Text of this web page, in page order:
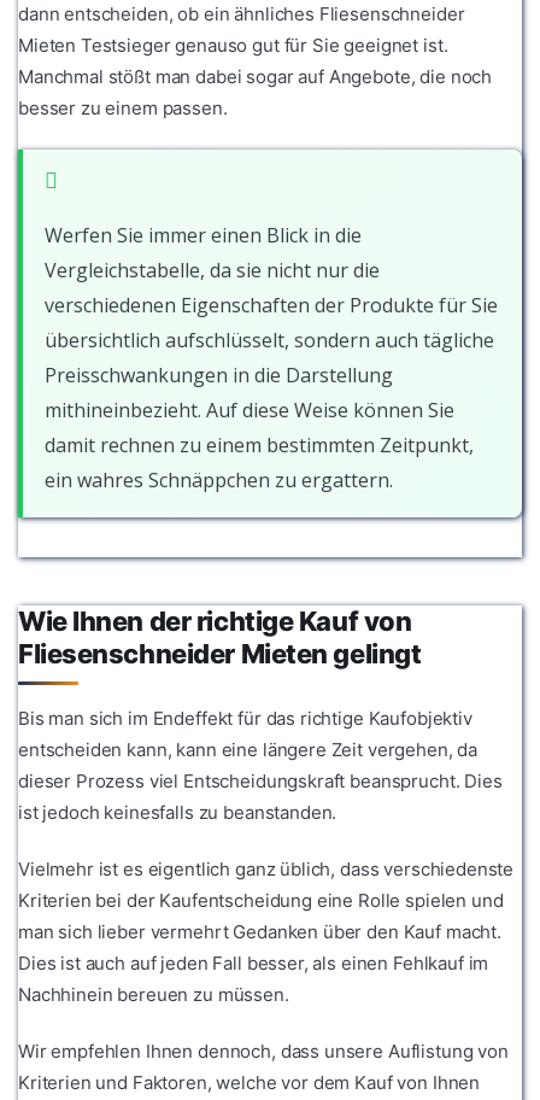
dann entscheiden, ob ein ähnliches Fliesenschneider
Mieten Testsieger genauso gut für Sie geeignet ist.
Manchmal stößt man dabei sogar auf Angebote, die noch
besser zu einem passen.
Werfen Sie immer einen Blick in die
Vergleichstabelle, da sie nicht nur die
verschiedenen Eigenschaften der Produkte für Sie
übersichtlich aufschlüsselt, sondern auch tägliche
Preisschwankungen in die Darstellung
mithineinbezieht. Auf diese Weise können Sie
damit rechnen zu einem bestimmten Zeitpunkt,
ein wahres Schnäppchen zu ergattern.
Wie Ihnen der richtige Kauf von
Fliesenschneider Mieten gelingt
Bis man sich im Endeffekt für das richtige Kaufobjektiv
entscheiden kann, kann eine längere Zeit vergehen, da
dieser Prozess viel Entscheidungskraft beansprucht. Dies
ist jedoch keinesfalls zu beanstanden.
Vielmehr ist es eigentlich ganz üblich, dass verschiedenste
Kriterien bei der Kaufentscheidung eine Rolle spielen und
man sich lieber vermehrt Gedanken über den Kauf macht.
Dies ist auch auf jeden Fall besser, als einen Fehlkauf im
Nachhinein bereuen zu müssen.
Wir empfehlen Ihnen dennoch, dass unsere Auflistung von
Kriterien und Faktoren, welche vor dem Kauf von Ihnen